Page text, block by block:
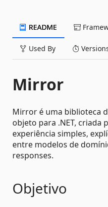
README
Used By
Mirror
Mirror é uma biblioteca
objeto para .NET, criada
experiência simples,
entre modelos de
responses.
Objetivo